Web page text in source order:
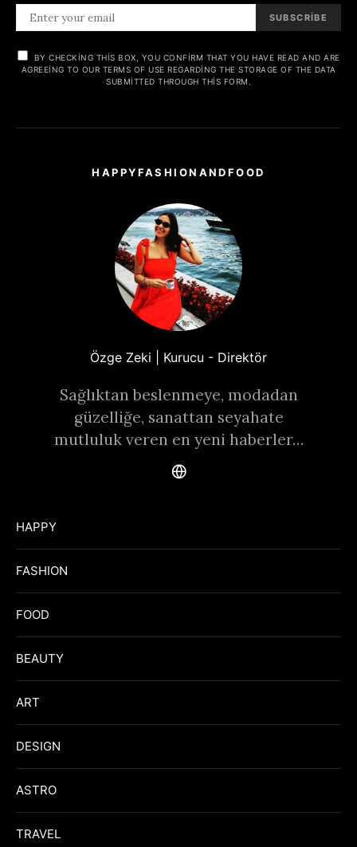
SUBSCRIBE
BY CHECKING THIS BOX, YOU CONFIRM THAT YOU HAVE READ AND ARE
AGREEING TO OUR TERMS OF USE REGARDING THE STORAGE OF THE DATA
SUBMITTED THROUGH THIS FORM.
HAPPYFASHIONANDFOOD
Özge Zeki | Kurucu - Direktör
Sağlıktan beslenmeye, modadan
güzelliğe, sanattan seyahate
mutluluk veren en yeni haberler…
HAPPY
FASHION
FOOD
BEAUTY
ART
DESIGN
ASTRO
TRAVEL